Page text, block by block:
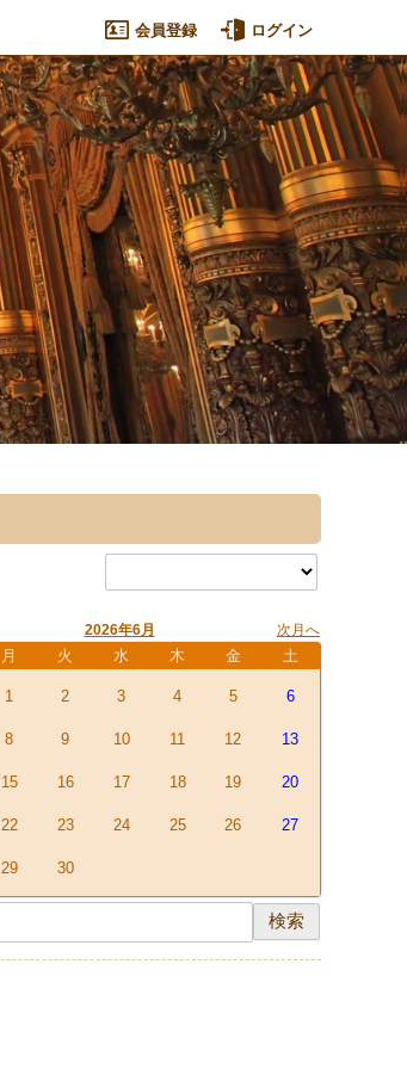
2026年6月 次月へ
月 火 水 木 金 土
1 2 3 4 5 6
8 9 10 11 12 13
15 16 17 18 19 20
22 23 24 25 26 27
29 30
会員登録 ログイン